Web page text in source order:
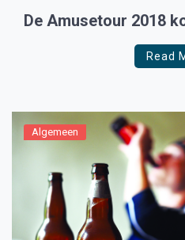
De Amusetour 2018
Read
Algemeen